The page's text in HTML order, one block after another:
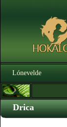
Lónevelde
Drica